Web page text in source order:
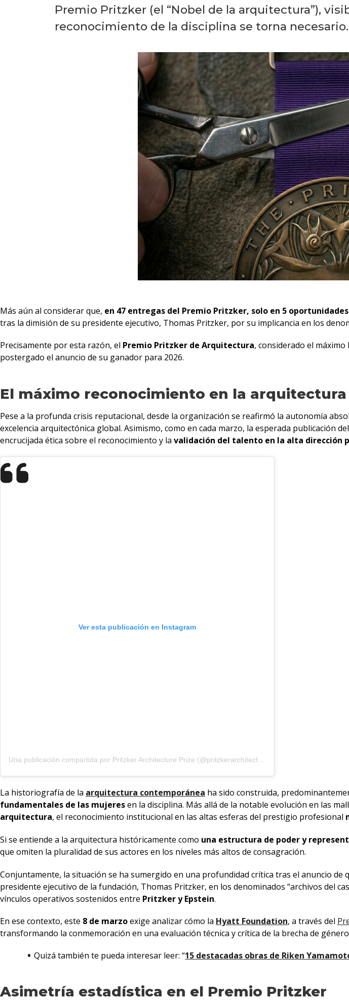
Premio Pritzker (el “Nobel de la arquitectura”),
reconocimiento de la disciplina se torna necesario.
Más aún al considerar que, en 47 entregas del Premio Pritzker, solo en 5
tras la dimisión de su presidente ejecutivo, Thomas Pritzker, por su implicancia en los
Precisamente por esta razón, el Premio Pritzker de Arquitectura, considerado el
postergado el anuncio de su ganador para 2026.
El máximo reconocimiento en la
Pese a la profunda crisis reputacional, desde la organización se reafirmó la autonomía
excelencia arquitectónica global. Asimismo, como en cada marzo, la esperada publicación del
encrucijada ética sobre el reconocimiento y la validación del talento en la alta dirección
Ver esta publicación en Instagram
Una publicación compartida por Pritzker Architecture Prize (@pritzkerarchitectureprize)
La historiografía de la arquitectura contemporánea ha sido construida,
fundamentales de las mujeresen la disciplina. Más allá de la notable evolución en las
arquitectura, el reconocimiento institucional en las altas esferas del prestigio profesional
Si se entiende a la arquitectura históricamente como una estructura de poder y
que omiten la pluralidad de sus actores en los niveles más altos de consagración.
Conjuntamente, la situación se ha sumergido en una profundidad crítica tras el anuncio de
presidente ejecutivo de la fundación, Thomas Pritzker, en los denominados “archivos del
vínculos operativos sostenidos entre Pritzker y Epstein.
En ese contexto, este 8 de marzoexige analizar cómo la Hyatt Foundation, a través del
transformando la conmemoración en una evaluación técnica y crítica de la brecha de
Quizá también te pueda interesar leer: “15 destacadas obras de Riken
Asimetría estadística en el Premio Pritzker